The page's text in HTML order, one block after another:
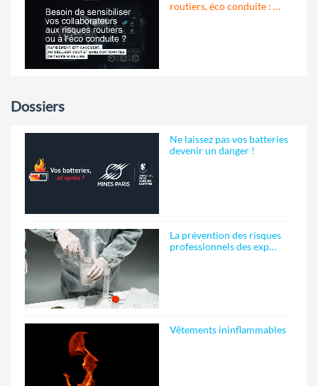
routiers, éco conduite : …
Dossiers
Ne laissez pas vos batteries
devenir un danger !
La prévention des risques
professionnels des exp…
Vêtements ininflammables